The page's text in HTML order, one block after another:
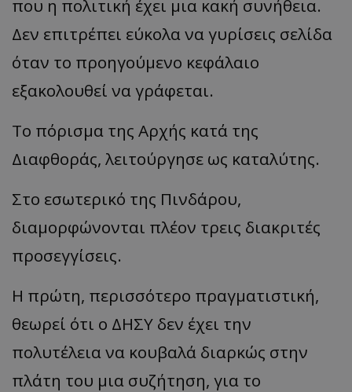
που η πολιτική έχει μια κακή συνήθεια.
Δεν επιτρέπει εύκολα να γυρίσεις σελίδα
όταν το προηγούμενο κεφάλαιο
εξακολουθεί να γράφεται.
Το πόρισμα της Αρχής κατά της
Διαφθοράς, λειτούργησε ως καταλύτης.
Στο εσωτερικό της Πινδάρου,
διαμορφώνονται πλέον τρεις διακριτές
προσεγγίσεις.
Η πρώτη, περισσότερο πραγματιστική,
θεωρεί ότι ο ΔΗΣΥ δεν έχει την
πολυτέλεια να κουβαλά διαρκώς στην
πλάτη του μια συζήτηση, για το